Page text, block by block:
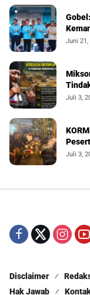
Juni 21,
Juli 3,
Juli 3,
Disclaimer
Hak Jawab